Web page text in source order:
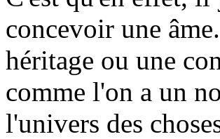
concevoir une
héritage ou une
comme l'on a un
l'univers des